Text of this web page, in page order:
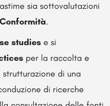
sia sottovalutazioni
.
studies e si
per la raccolta e
di una
di ricerche